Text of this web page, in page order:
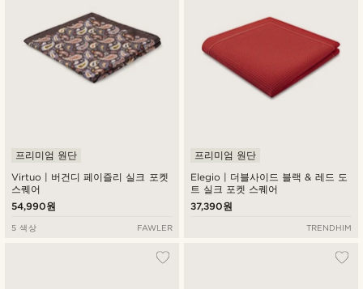
Virtuo | 버건디 페이즐리 실크 포켓
스퀘어
프리미엄 원단
54,990원
5 색상 FAWLER
Elegio | 더블사이드 블랙 & 레드 도
트 실크 포켓 스퀘어
프리미엄 원단
37,390원
TRENDHIM